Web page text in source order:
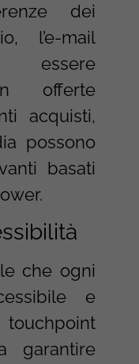
dei
l’e-mail
essere
offerte
acquisti,
possono
basati
che ogni
e
touchpoint
garantire